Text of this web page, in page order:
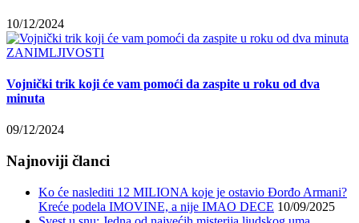
10/12/2024
ZANIMLJIVOSTI
Vojnički trik koji će vam pomoći da zaspite u roku od dva
minuta
09/12/2024
Najnoviji članci
Ko će naslediti 12 MILIONA koje je ostavio Đorđo Armani?
Kreće podela IMOVINE, a nije IMAO DECE 10/09/2025